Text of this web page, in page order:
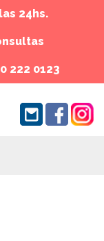
24hs.
222 0123